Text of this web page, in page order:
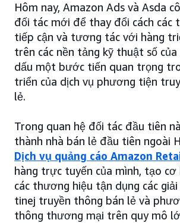
Hôm nay, Amazon Ads và Asda
đối tác mới để thay đổi cách các
tiếp cận và tương tác với hàng
trên các nền tảng kỹ thuật số
dấu một bước tiến quan trọng
triển của dịch vụ phương tiện
lẻ.
Trong quan hệ đối tác đầu tiên
thành nhà bán lẻ đầu tiên ngoài
Dịch vụ quảng cáo Amazon
hàng trực tuyến của mình, tạo cơ
các thương hiệu tận dụng các
tinej truyền thông bán lẻ và
thông thương mại trên quy mô